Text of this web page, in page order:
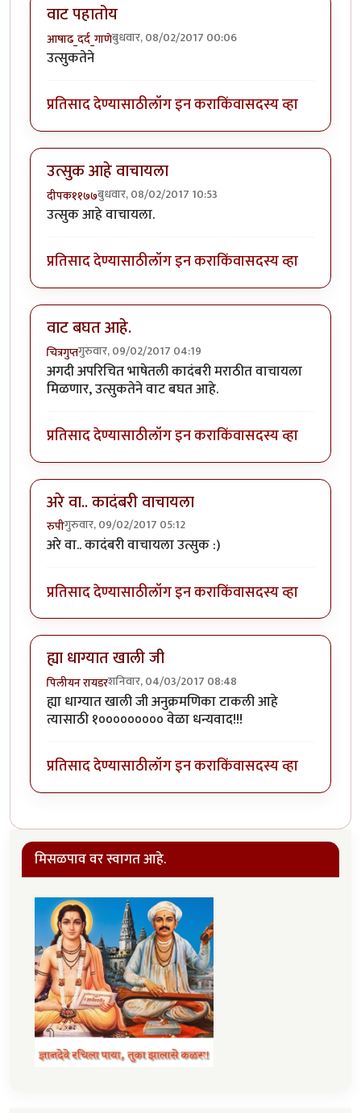
वाट पहातोय
आषाढ_दर्द_गाणेबुधवार, 08/02/2017 00:06
उत्सुकतेने
प्रतिसाद देण्यासाठीलॉग इन कराकिंवासदस्य व्हा
उत्सुक आहे वाचायला
दीपक११७७बुधवार, 08/02/2017 10:53
उत्सुक आहे वाचायला.
प्रतिसाद देण्यासाठीलॉग इन कराकिंवासदस्य व्हा
वाट बघत आहे.
चित्रगुप्तगुरुवार, 09/02/2017 04:19
अगदी अपरिचित भाषेतली कादंबरी मराठीत वाचायला
मिळणार, उत्सुकतेने वाट बघत आहे.
प्रतिसाद देण्यासाठीलॉग इन कराकिंवासदस्य व्हा
अरे वा.. कादंबरी वाचायला
रुपीगुरुवार, 09/02/2017 05:12
अरे वा.. कादंबरी वाचायला उत्सुक :)
प्रतिसाद देण्यासाठीलॉग इन कराकिंवासदस्य व्हा
ह्या धाग्यात खाली जी
पिलीयन रायडरशनिवार, 04/03/2017 08:48
ह्या धाग्यात खाली जी अनुक्रमणिका टाकली आहे
त्यासाठी १००००००००० वेळा धन्यवाद!!!
प्रतिसाद देण्यासाठीलॉग इन कराकिंवासदस्य व्हा
मिसळपाव वर स्वागत आहे.